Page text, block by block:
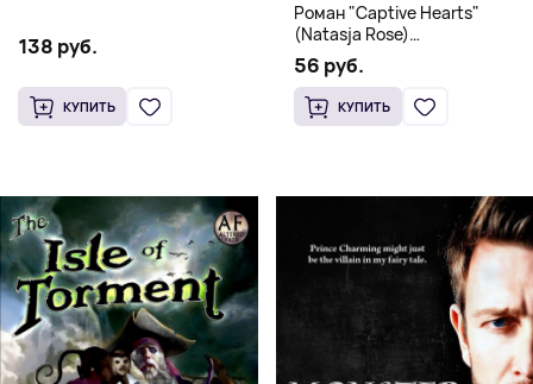
138 руб.
КУПИТЬ
Роман "Captive Hearts"
(Natasja Rose)
Романтическое фэнтези
56 руб.
КУПИТЬ